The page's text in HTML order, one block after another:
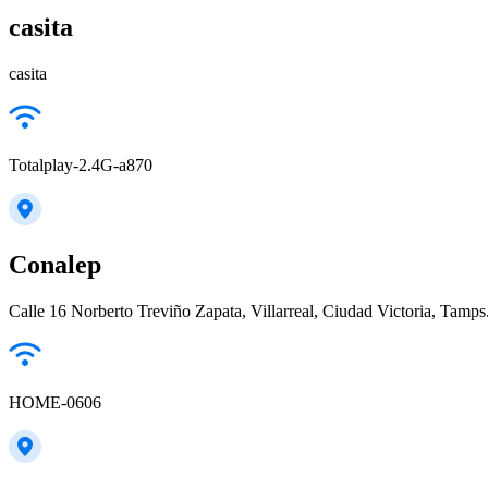
casita
casita
Totalplay-2.4G-a870
Conalep
Calle 16 Norberto Treviño Zapata, Villarreal, Ciudad Victoria,
HOME-0606